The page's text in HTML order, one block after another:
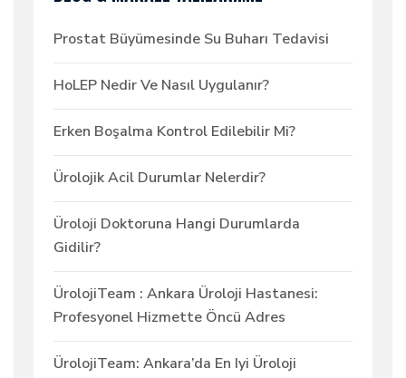
Prostat Büyümesinde Su Buharı Tedavisi
HoLEP Nedir Ve Nasıl Uygulanır?
Erken Boşalma Kontrol Edilebilir Mi?
Ürolojik Acil Durumlar Nelerdir?
Üroloji Doktoruna Hangi Durumlarda
Gidilir?
ÜrolojiTeam : Ankara Üroloji Hastanesi:
Profesyonel Hizmette Öncü Adres
ÜrolojiTeam: Ankara’da En Iyi Üroloji